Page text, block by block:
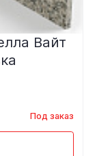
Под заказ